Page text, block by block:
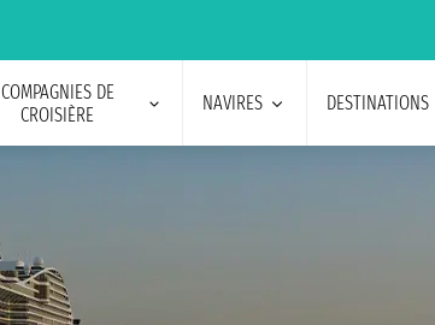
COMPAGNIES DE
CROISIÈRE
NAVIRES DESTINATIONS